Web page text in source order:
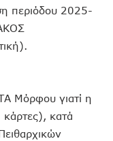
περιόδου 2025-
Μόρφου γιατί η
κατά